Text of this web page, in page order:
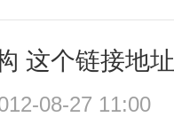
这个链接地
08-27 11:00